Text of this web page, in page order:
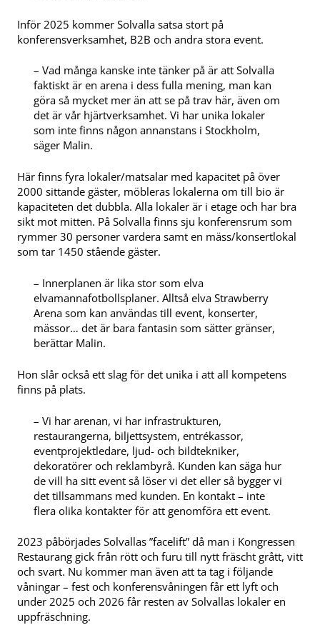
Inför 2025 kommer Solvalla satsa stort på
konferensverksamhet, B2B och andra stora event.
– Vad många kanske inte tänker på är att Solvalla
faktiskt är en arena i dess fulla mening, man kan
göra så mycket mer än att se på trav här, även om
det är vår hjärtverksamhet. Vi har unika lokaler
som inte finns någon annanstans i Stockholm,
säger Malin.
Här finns fyra lokaler/matsalar med kapacitet på över
2000 sittande gäster, möbleras lokalerna om till bio är
kapaciteten det dubbla. Alla lokaler är i etage och har bra
sikt mot mitten. På Solvalla finns sju konferensrum som
rymmer 30 personer vardera samt en mäss/konsertlokal
som tar 1450 stående gäster.
– Innerplanen är lika stor som elva
elvamannafotbollsplaner. Alltså elva Strawberry
Arena som kan användas till event, konserter,
mässor… det är bara fantasin som sätter gränser,
berättar Malin.
Hon slår också ett slag för det unika i att all kompetens
finns på plats.
– Vi har arenan, vi har infrastrukturen,
restaurangerna, biljettsystem, entrékassor,
eventprojektledare, ljud- och bildtekniker,
dekoratörer och reklambyrå. Kunden kan säga hur
de vill ha sitt event så löser vi det eller så bygger vi
det tillsammans med kunden. En kontakt – inte
flera olika kontakter för att genomföra ett event.
2023 påbörjades Solvallas ”facelift” då man i Kongressen
Restaurang gick från rött och furu till nytt fräscht grått, vitt
och svart. Nu kommer man även att ta tag i följande
våningar – fest och konferensvåningen får ett lyft och
under 2025 och 2026 får resten av Solvallas lokaler en
uppfräschning.